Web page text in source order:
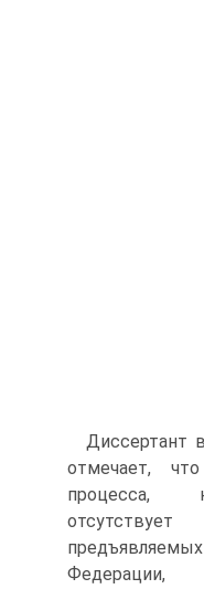
Диссертант
отмечает,
процесса,
Федерации,